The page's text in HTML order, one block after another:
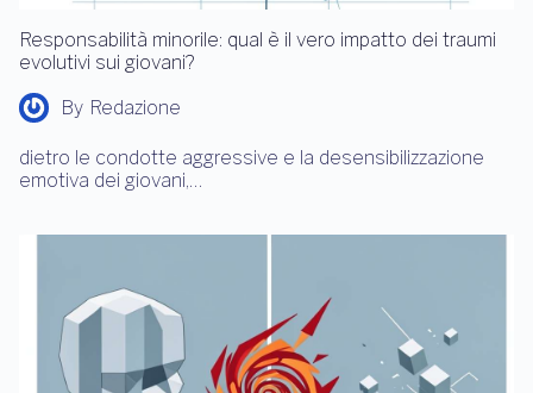
Responsabilità minorile: qual è il vero impatto dei traumi
evolutivi sui giovani?
By Redazione
dietro le condotte aggressive e la desensibilizzazione
emotiva dei giovani,…